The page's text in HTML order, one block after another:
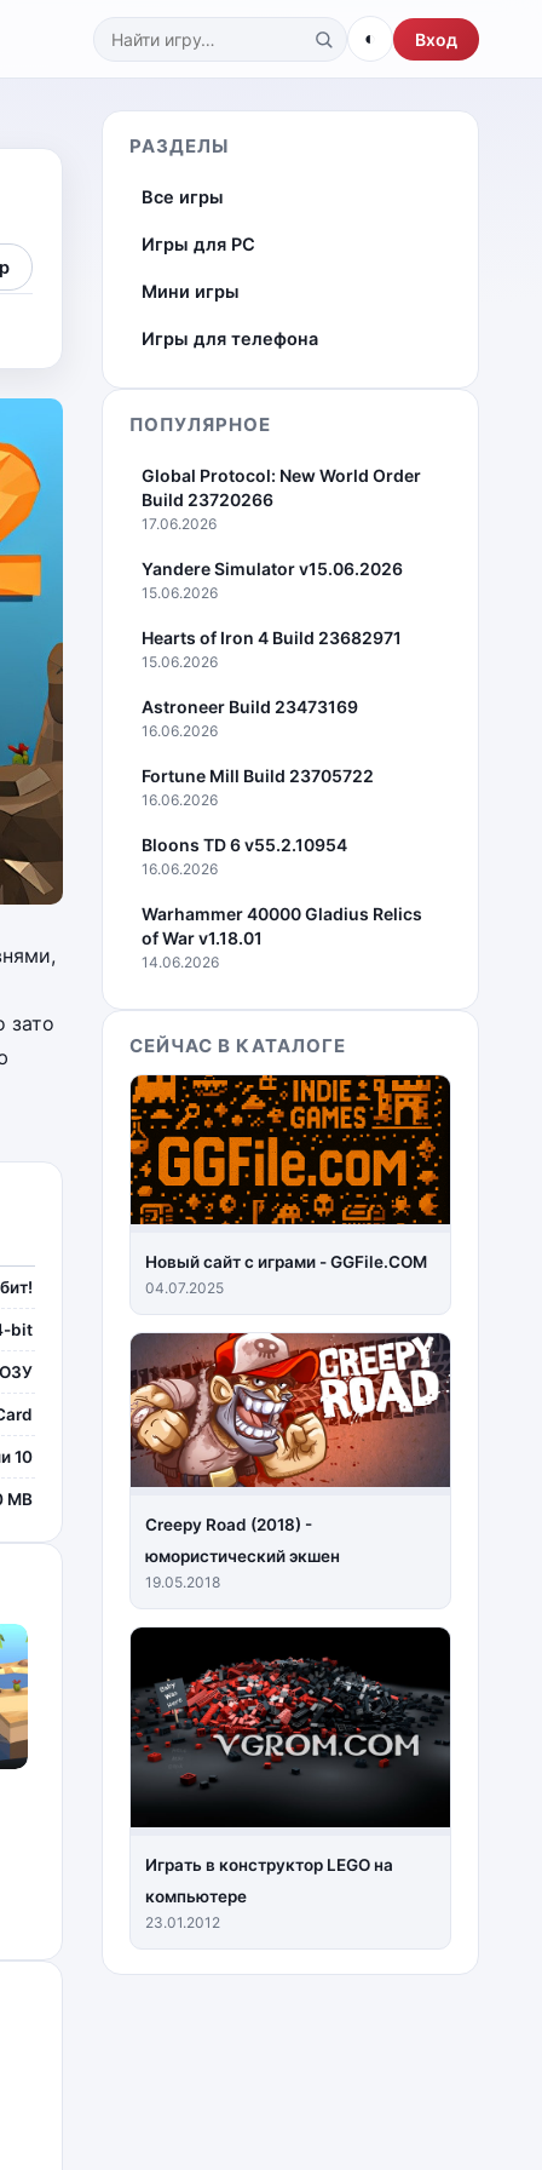
Поиск по каталогу
◐ Вход
зато
bit
10
MB
РАЗДЕЛЫ
Все игры
Игры для PC
Мини игры
Игры для телефона
ПОПУЛЯРНОЕ
Global Protocol: New World Order
Build 23720266
17.06.2026
Yandere Simulator v15.06.2026
15.06.2026
Hearts of Iron 4 Build 23682971
15.06.2026
Astroneer Build 23473169
16.06.2026
Fortune Mill Build 23705722
16.06.2026
Bloons TD 6 v55.2.10954
16.06.2026
Warhammer 40000 Gladius Relics
of War v1.18.01
14.06.2026
СЕЙЧАС В КАТАЛОГЕ
Новый сайт с играми - GGFile.COM
04.07.2025
Creepy Road (2018) -
юмористический экшен
19.05.2018
Играть в конструктор LEGO на
компьютере
23.01.2012